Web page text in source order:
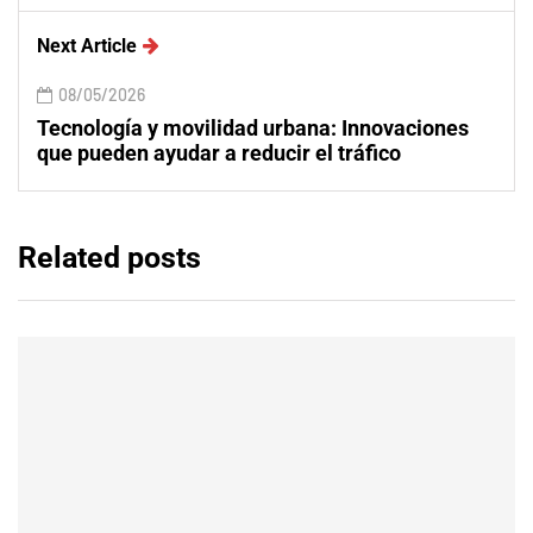
Next Article
08/05/2026
Tecnología y movilidad urbana: Innovaciones
que pueden ayudar a reducir el tráfico
Related posts